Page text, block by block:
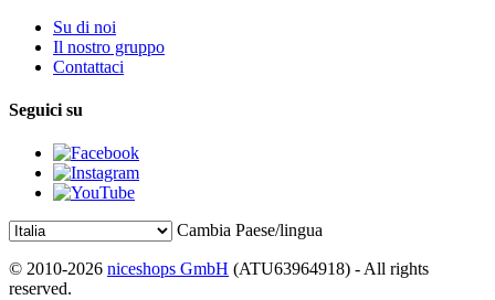
Su di noi
Il nostro gruppo
Contattaci
Seguici su
Cambia Paese/lingua
© 2010-2026 niceshops GmbH (ATU63964918) - All rights
reserved.